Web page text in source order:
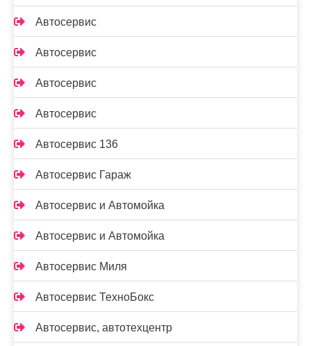
Автосервис
Автосервис
Автосервис
Автосервис
Автосервис 136
Автосервис Гараж
Автосервис и Автомойка
Автосервис и Автомойка
Автосервис Миля
Автосервис ТехноБокс
Автосервис, автотехцентр